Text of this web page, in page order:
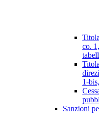
co.
1-
Sanzioni